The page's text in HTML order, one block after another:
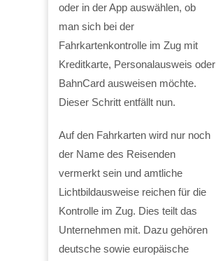
oder in der App auswählen, ob
man sich bei der
Fahrkartenkontrolle im Zug mit
Kreditkarte, Personalausweis oder
BahnCard ausweisen möchte.
Dieser Schritt entfällt nun.
Auf den Fahrkarten wird nur noch
der Name des Reisenden
vermerkt sein und amtliche
Lichtbildausweise reichen für die
Kontrolle im Zug. Dies teilt das
Unternehmen mit. Dazu gehören
deutsche sowie europäische